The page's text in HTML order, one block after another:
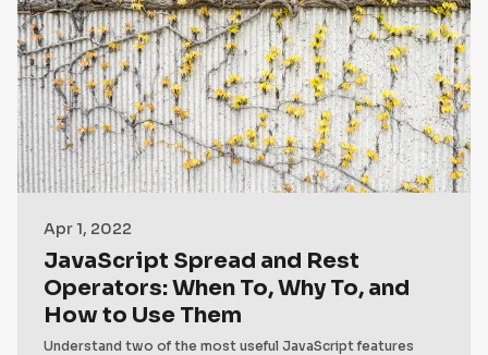
Apr 1, 2022
JavaScript Spread and Rest
Operators: When To, Why To, and
How to Use Them
Understand two of the most useful JavaScript features